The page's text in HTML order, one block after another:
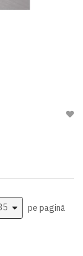
pe pagină